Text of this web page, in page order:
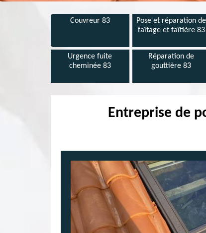
Couvreur 83
Pose et réparation de
faîtage et faîtière 83
Urgence fuite
cheminée 83
Réparation de
gouttière 83
Entreprise de